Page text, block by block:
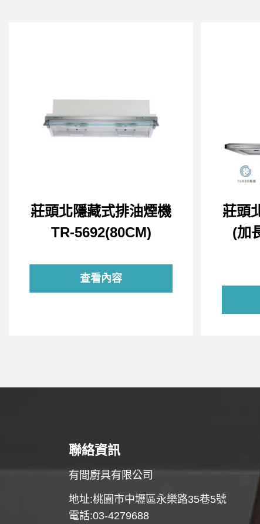
莊頭北隱藏式排油煙機
TR-5692(80CM)
查看內容
莊頭
(加
聯絡資訊
有間廚具有限公司
地址:桃園市中壢區永樂路35巷5號
電話:03-4279688